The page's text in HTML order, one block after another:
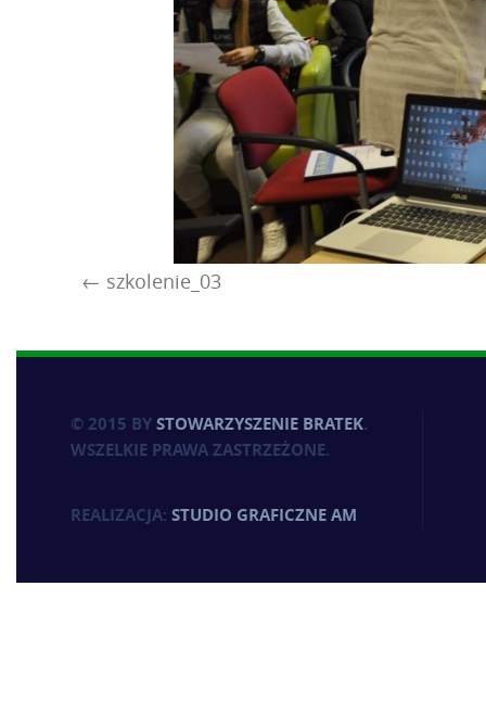
szkolenie_03
© 2015 BYSTOWARZYSZENIE BRATEK.
WSZELKIE PRAWA ZASTRZEŻONE.
REALIZACJA: STUDIO GRAFICZNE AM